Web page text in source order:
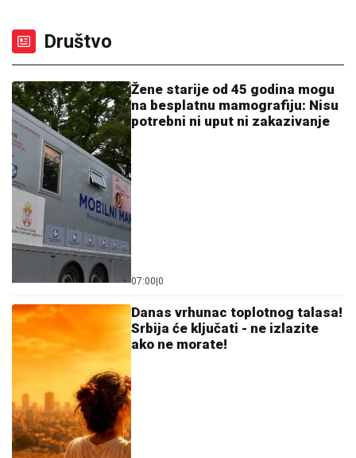
muškarce u trans - Poziva na greh (VIDEO)
JANJUŠ SA ĆERKOM NA ADI BOJANI
Veličković, pa pokazao ŠTA RADE
KRUNA I ON: U prvom planu tetovaža
koju je posvetio naslednici (FOTO)
VERIO JE POSLE TRI MESECA VEZE:
Evo KO JE IZABRANICA Dragana
Stankovića, mnogima privukla pažnju
još na koncertu poznate pevačice!
SRBI U GRČKOJ, OPREZ!
nikako je ne otvarajte
"TUŽILA SAM BORU I MAJU"
progovorila o svemu nakon izlaska iz
Elite, oplela po Aneli: "Ona je najveći